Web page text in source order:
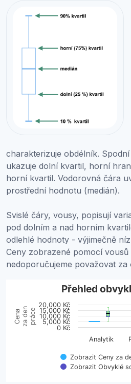
charakterizuje obdélník.
ukazuje dolní kvartil, horní
horní kvartil. Vodorovná čára
prostřední hodnotu (medián).
Svislé čáry, vousy, popisují
pod dolním a nad horním
odlehlé hodnoty - výjimečně
Ceny zobrazené pomocí vousů
nedoporučujeme považovat za
Přehled obvyklých cen
Boxplot with 2 data series.
View as data table, Přehled
The chart has 1 X axis
Cenaza denpráce
Přehled
Zobrazit Ceny za
Zobrazit Obvyklé
Analytik
0 Kč
5,000 Kč
10,000 Kč
15,000 Kč
20,000 Kč